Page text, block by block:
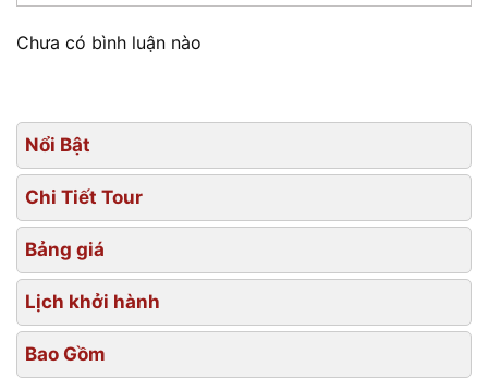
Chưa có bình luận nào
Nổi Bật
Chi Tiết Tour
Bảng giá
Lịch khởi hành
Bao Gồm